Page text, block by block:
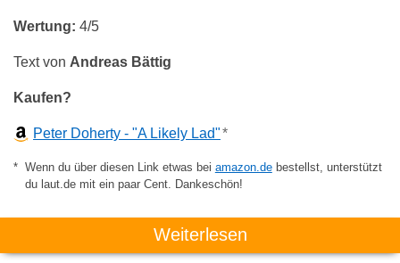
Wertung: 4/5
Text von Andreas Bättig
Kaufen?
Peter Doherty - "A Likely Lad"*
Wenn du über diesen Link etwas bei amazon.debestellst, unterstützt
du laut.de mit ein paar Cent. Dankeschön!
Weiterlesen